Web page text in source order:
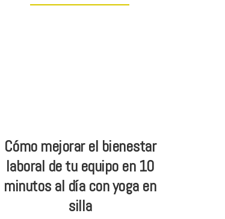
Cómo mejorar el bienestar
laboral de tu equipo en 10
minutos al día con yoga en
silla